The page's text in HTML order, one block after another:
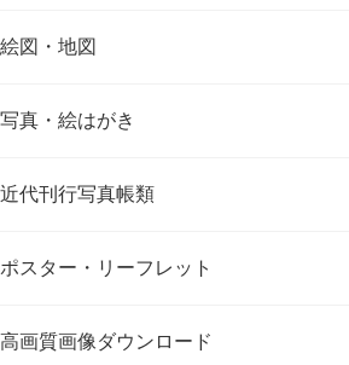
絵図・地図
写真・絵はがき
近代刊行写真帳類
ポスター・リーフレット
高画質画像ダウンロード